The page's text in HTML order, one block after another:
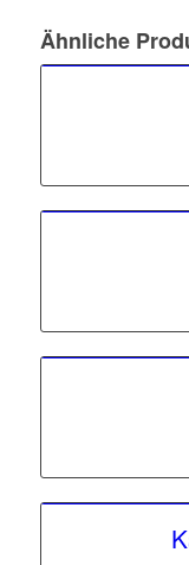
Ähnliche